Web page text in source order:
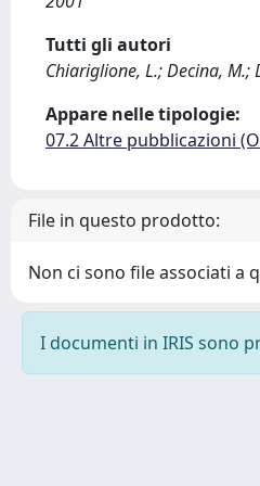
Tutti gli autori
Chiariglione, L.; Decina, M.;
Appare nelle tipologie:
07.2 Altre pubblicazioni
File in questo prodotto:
Non ci sono file associati a
I documenti in IRIS sono